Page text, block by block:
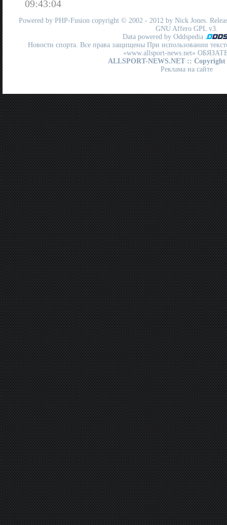
09:43:04
Powered by PHP-Fusion copyright © 2002 - 2012 by Nick Jones.
GNU Affero GPL v3.
Data powered by Oddspedia
Новости спорта. Все права защищены При использовании
«www.allsport-news.net»
ALLSPORT-NEWS.NET :: Copyright
Реклама на сайте